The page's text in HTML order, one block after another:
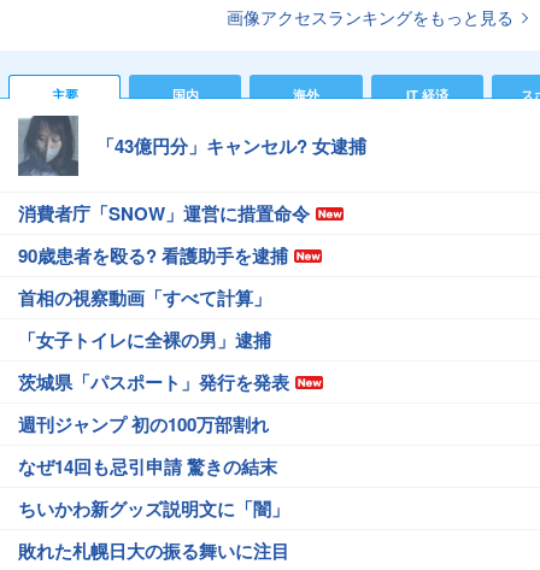
画像アクセスランキングをもっと見る
主要 国内 海外 IT 経済 ス
「43億円分」キャンセル? 女逮捕
消費者庁「SNOW」運営に措置命令
90歳患者を殴る? 看護助手を逮捕
首相の視察動画「すべて計算」
「女子トイレに全裸の男」逮捕
茨城県「パスポート」発行を発表
週刊ジャンプ 初の100万部割れ
なぜ14回も忌引申請 驚きの結末
ちいかわ新グッズ説明文に「闇」
敗れた札幌日大の振る舞いに注目